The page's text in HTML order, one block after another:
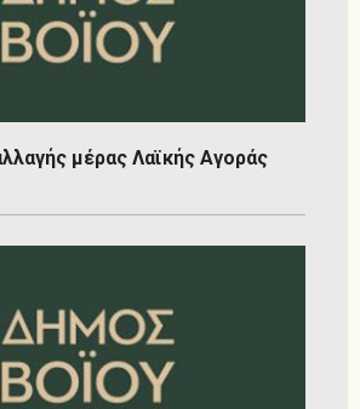
μέρας Λαϊκής Αγοράς